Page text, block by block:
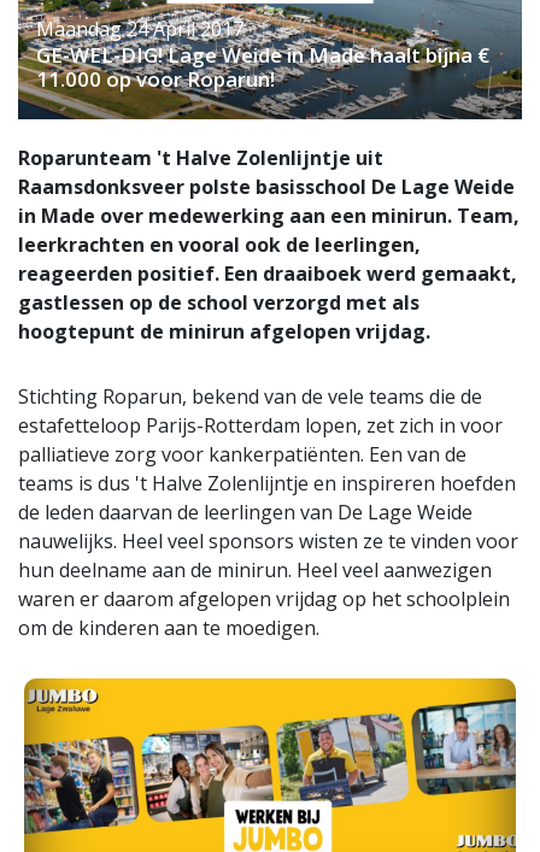
Maandag 24 April 2017
GE-WEL-DIG! Lage Weide in Made haalt bijna €
11.000 op voor Roparun!
Roparunteam 't Halve Zolenlijntje uit
Raamsdonksveer polste basisschool De Lage Weide
in Made over medewerking aan een minirun. Team,
leerkrachten en vooral ook de leerlingen,
reageerden positief. Een draaiboek werd gemaakt,
gastlessen op de school verzorgd met als
hoogtepunt de minirun afgelopen vrijdag.
Stichting Roparun, bekend van de vele teams die de
estafetteloop Parijs-Rotterdam lopen, zet zich in voor
palliatieve zorg voor kankerpatiënten. Een van de
teams is dus 't Halve Zolenlijntje en inspireren hoefden
de leden daarvan de leerlingen van De Lage Weide
nauwelijks. Heel veel sponsors wisten ze te vinden voor
hun deelname aan de minirun. Heel veel aanwezigen
waren er daarom afgelopen vrijdag op het schoolplein
om de kinderen aan te moedigen.